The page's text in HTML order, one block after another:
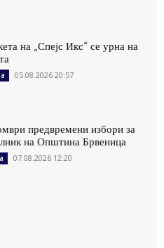
на „Спејс Икс“ се урна на
05.08.2026 20:57
предвремени избори за
на Општина Брвеница
07.08.2026 12:20